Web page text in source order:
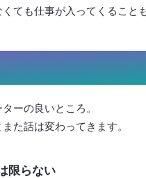
ても仕事が入ってくること
ーの良いところ。
た話は変わってきます。
限らない